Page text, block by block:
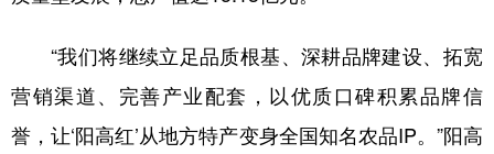
“我们将继续立足品质根基、深耕品牌建设、拓宽
营销渠道、完善产业配套，以优质口碑积累品牌信
誉，让‘阳高红’从地方特产变身全国知名农品IP。”阳高